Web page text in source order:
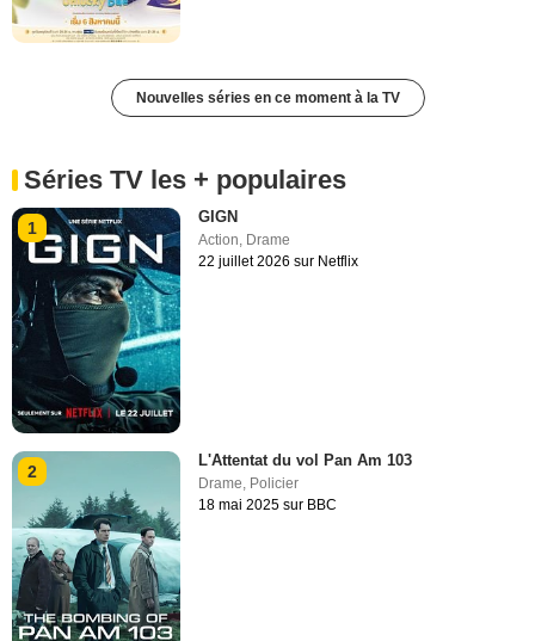
Nouvelles séries en ce moment à la TV
Séries TV les + populaires
1
GIGN
Action, Drame
22 juillet 2026 sur Netflix
2
L'Attentat du vol Pan Am 103
Drame Policier
18 mai 2025 sur BBC